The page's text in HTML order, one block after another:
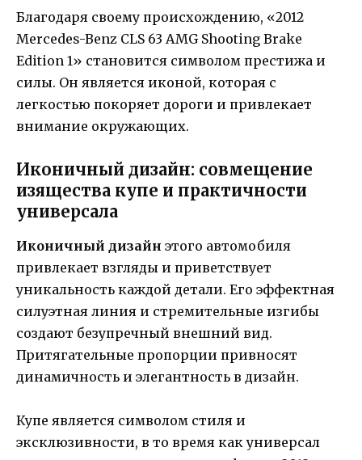
Благодаря своему происхождению, «2012
Mercedes-Benz CLS 63 AMG Shooting Brake
Edition 1» становится символом престижа и
силы. Он является иконой, которая с
легкостью покоряет дороги и привлекает
внимание окружающих.
Иконичный дизайн: совмещение
изящества купе и практичности
универсала
Иконичный дизайн этого автомобиля
привлекает взгляды и приветствует
уникальность каждой детали. Его эффектная
силуэтная линия и стремительные изгибы
создают безупречный внешний вид.
Притягательные пропорции привносят
динамичность и элегантность в дизайн.
Купе является символом стиля и
эксклюзивности, в то время как универсал